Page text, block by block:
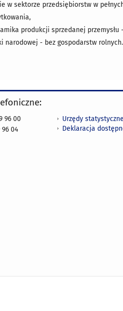
w sektorze przedsiębiorstw w
produkcji sprzedanej przemysłu
narodowej - bez gospodarstw rolnych.
96 00
96 04
Urzędy statystyczne
Deklaracja